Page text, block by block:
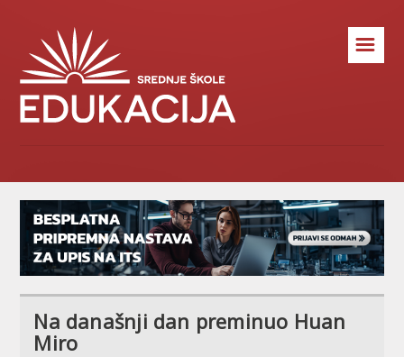
☰
Na današnji dan preminuo Huan
Miro